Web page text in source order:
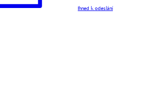
Ihned k odeslání